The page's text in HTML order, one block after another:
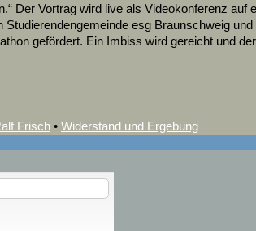
Der Vortrag wird live als Videokonferenz
esg Braunschweig
gefördert. Ein Imbiss wird gereicht und
Frisch • Widerstand und Ergebung